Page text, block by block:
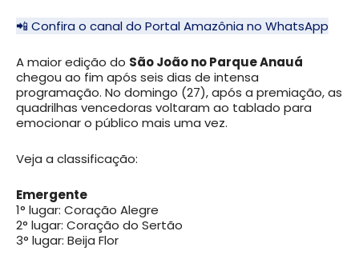
📲 Confira o canal do Portal Amazônia no WhatsApp
A maior edição do São João no Parque Anauá
chegou ao fim após seis dias de intensa
programação. No domingo (27), após a premiação, as
quadrilhas vencedoras voltaram ao tablado para
emocionar o público mais uma vez.
Veja a classificação:
Emergente
1° lugar: Coração Alegre
2° lugar: Coração do Sertão
3° lugar: Beija Flor